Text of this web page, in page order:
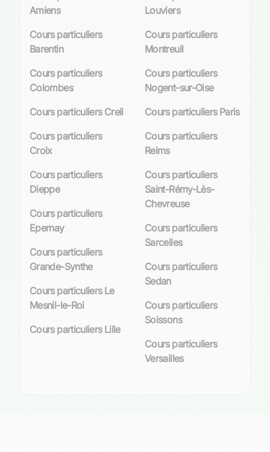
Amiens
Cours particuliers
Barentin
Cours particuliers
Colombes
Cours particuliers Creil
Cours particuliers
Croix
Cours particuliers
Dieppe
Cours particuliers
Epernay
Cours particuliers
Grande-Synthe
Cours particuliers Le
Mesnil-le-Roi
Cours particuliers Lille
Louviers
Cours particuliers
Montreuil
Cours particuliers
Nogent-sur-Oise
Cours particuliers Paris
Cours particuliers
Reims
Cours particuliers
Saint-Rémy-Lès-
Chevreuse
Cours particuliers
Sarcelles
Cours particuliers
Sedan
Cours particuliers
Soissons
Cours particuliers
Versailles